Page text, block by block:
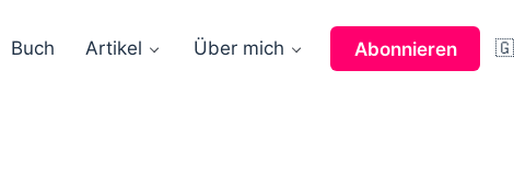
Buch Artikel Über mich Abonnieren